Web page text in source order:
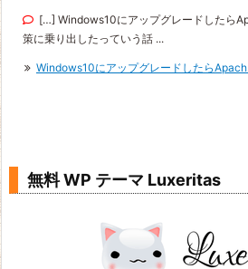
[…] Windows10にアップグレードしたら
策に乗り出したっていう話 ...
Windows10にアップグレードしたら
無料 WP テーマ Luxeritas